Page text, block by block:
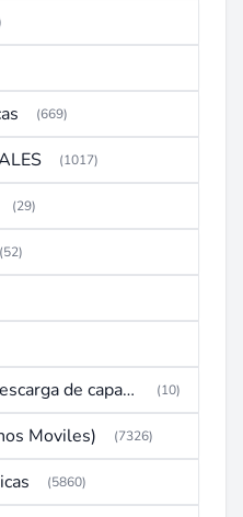
(669)
(1017)
(29)
(52)
CDI(Ignicion por descarga de capacitor) (10)
Moviles) (7326)
(5860)